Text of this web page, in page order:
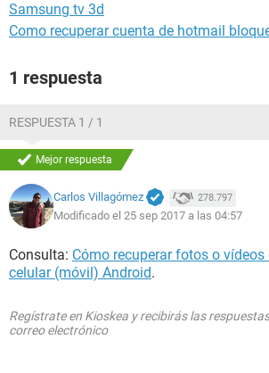
Samsung tv 3d
Como recuperar cuenta de hotmail
1 respuesta
RESPUESTA 1 / 1
Mejor respuesta
Carlos Villagómez 278.797
Modificado el 25 sep 2017 a las 04:57
Consulta: Cómo recuperar fotos o
celular (móvil) Android.
Regístrate en Kioskea y recibirás las
correo electrónico